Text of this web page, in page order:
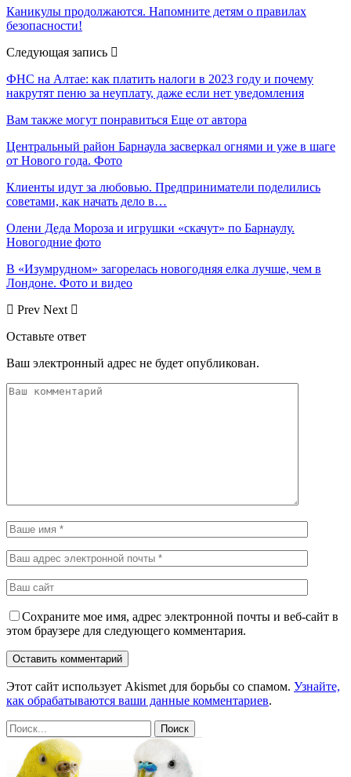
Каникулы продолжаются. Напомните детям о правилах
безопасности!
Следующая запись
ФНС на Алтае: как платить налоги в 2023 году и почему
накрутят пеню за неуплату, даже если нет уведомления
Вам также могут понравиться Еще от автора
Центральный район Барнаула засверкал огнями и уже в шаге
от Нового года. Фото
Клиенты идут за любовью. Предприниматели поделились
советами, как начать дело в…
Олени Деда Мороза и игрушки «скачут» по Барнаулу.
Новогодние фото
В «Изумрудном» загорелась новогодняя елка лучше, чем в
Лондоне. Фото и видео
Prev Next
Оставьте ответ
Ваш электронный адрес не будет опубликован.
Сохраните мое имя, адрес электронной почты и веб-сайт в
этом браузере для следующего комментария.
Этот сайт использует Akismet для борьбы со спамом. Узнайте,
как обрабатываются ваши данные комментариев.